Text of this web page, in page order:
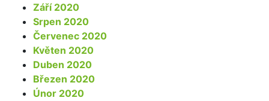
Září 2020
Srpen 2020
Červenec 2020
Květen 2020
Duben 2020
Březen 2020
Únor 2020